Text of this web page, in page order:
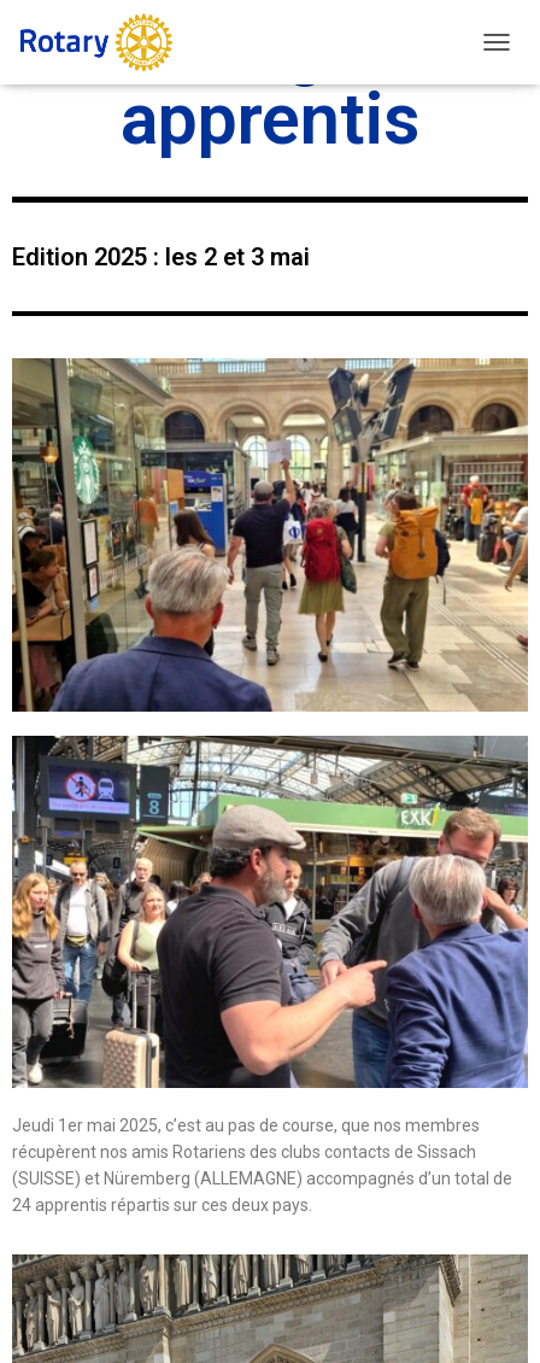
É
R
V
G
A
T
I
O
N
L'échange des
apprentis
Edition 2025 : les 2 et 3 mai
Jeudi 1er mai 2025, c’est au pas de course, que nos membres
récupèrent nos amis Rotariens des clubs contacts de Sissach
(SUISSE) et Nüremberg (ALLEMAGNE) accompagnés d’un total de
24 apprentis répartis sur ces deux pays.